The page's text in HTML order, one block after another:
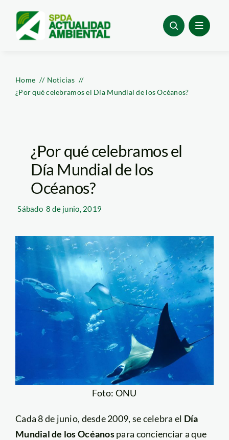
content
Home
Noticias
¿Por qué celebramos el Día Mundial de los Océanos?
¿Por qué celebramos el
Día Mundial de los
Océanos?
Sábado 8 de junio, 2019
Foto: ONU
Cada 8 de junio, desde 2009, se celebra el Día
Mundial de los Océanospara concienciar a que